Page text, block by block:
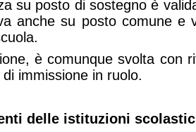
posto di sostegno è valida
anche su posto comune e
è comunque svolta con
immissione in ruolo.
delle istituzioni